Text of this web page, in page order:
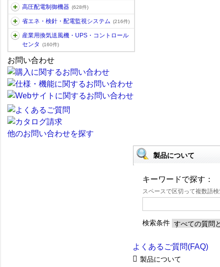
高圧配電制御機器 (628件)
省エネ・検針・配電監視システム (216件)
産業用換気送風機・UPS・コントロール
センタ
(160件)
お問い合わせ
他のお問い合わせを探す
製品について
キーワードで探す：
スペースで区切って複数語
検索条件
よくあるご質問(FAQ)
製品について